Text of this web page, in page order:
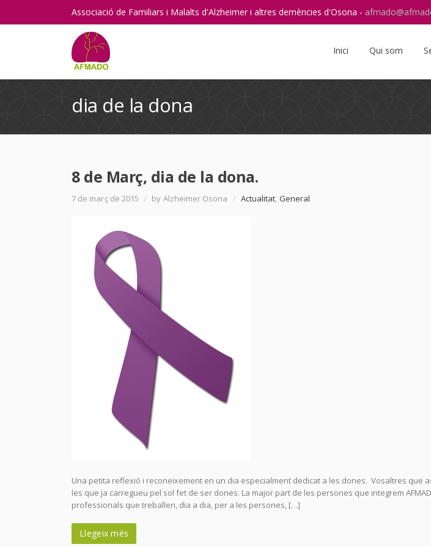
Associació de Familiars i Malalts d'Alzheimer i altres demències d'Osona -
Instagram
RSS
Inici Qui som
dia de la dona
8 de Març, dia de la dona.
7 de març de 2015 / by Alzheimer Osona / Actualitat, General
Una petita reflexió i reconeixement en un dia especialment dedicat a les dones. Vosaltres que
les que ja carregueu pel sol fet de ser dones. La major part de les persones que integrem
professionals que treballen, dia a dia, per a les persones, […]
Llegeix més